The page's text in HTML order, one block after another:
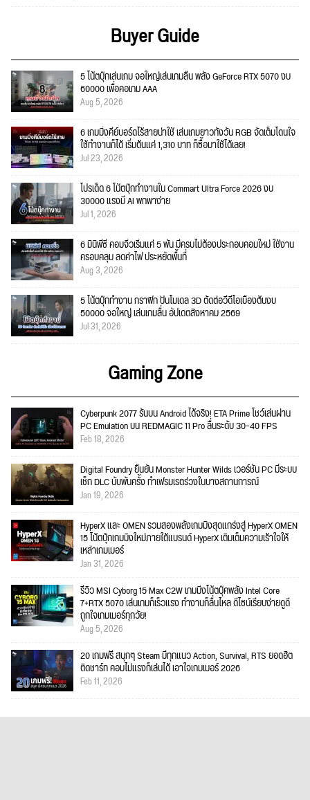
Buyer Guide
5 โน้ตบุ๊กเล่นเกม จอใหญ่เล่นเกมลื่น พลัง GeForce RTX 5070 งบ
60000 เพื่อคอเกม AAA
Aug 5, 2026
6 เกมมิ่งคีย์บอร์ดไร้สายน่าใช้ เล่นเกมยาวทั้งวัน RGB จัดเต็มโดนใจ
ใช้ทำงานก็ได้ เริ่มต้นแค่ 1,310 บาท ก็ซื้อมาใช้ได้เลย!
Jul 23, 2026
โปรเด็ด 6 โน้ตบุ๊กทำงานใน Commart Ultra Force 2026 งบ
30000 แรงมี AI พกพาง่าย
Jul 1, 2026
6 มินิพีซี คอมจิ๋วเริ่มแค่ 5 พัน มีครบไม่ต้องประกอบคอมใหม่ ใช้งาน
ครอบคลุม ลดค่าไฟ ประหยัดพื้นที่
Aug 3, 2026
5 โน้ตบุ๊กทำงาน กราฟิก ปั้นโมเดล 3D ตัดต่อวีดีโอเบื้องต้นงบ
50000 จอใหญ่ เล่นเกมลื่น อัปเดตสิงหาคม 2569
Jul 31, 2026
Gaming Zone
Cyberpunk 2077 รันบน Android ได้จริง! ETA Prime โชว์เล่นผ่าน
PC Emulation บน REDMAGIC 11 Pro ลื่นระดับ 30–40 FPS
Feb 18, 2026
Digital Foundry ยืนยัน Monster Hunter Wilds เวอร์ชัน PC มีระบบ
เช็ก DLC นับพันครั้ง ทำเฟรมเรตร่วงในบางสถานการณ์
Jan 19, 2026
HyperX และ OMEN รวมสองพลังเกมมิงสุดแกร่งสู่ HyperX OMEN
15 โน้ตบุ๊กเกมมิงใหม่ภายใต้แบรนด์ HyperX เติมเต็มความเร้าใจให้
เหล่าเกมเมอร์
Jan 31, 2026
รีวิว MSI Cyborg 15 Max C2W เกมมิ่งโน้ตบุ๊คพลัง Intel Core
7+RTX 5070 เล่นเกมก็เร็วแรง ทำงานก็ลื่นไหล ดีไซน์เรียบง่ายดูดี
ถูกใจเกมเมอร์ทุกวัย!
Aug 5, 2026
20 เกมฟรี สนุกๆ Steam มีทุกแนว Action, Survival, RTS ยอดฮิต
ติดชาร์ท คอมไม่แรงก็เล่นได้ เอาใจเกมเมอร์ 2026
Feb 11, 2026